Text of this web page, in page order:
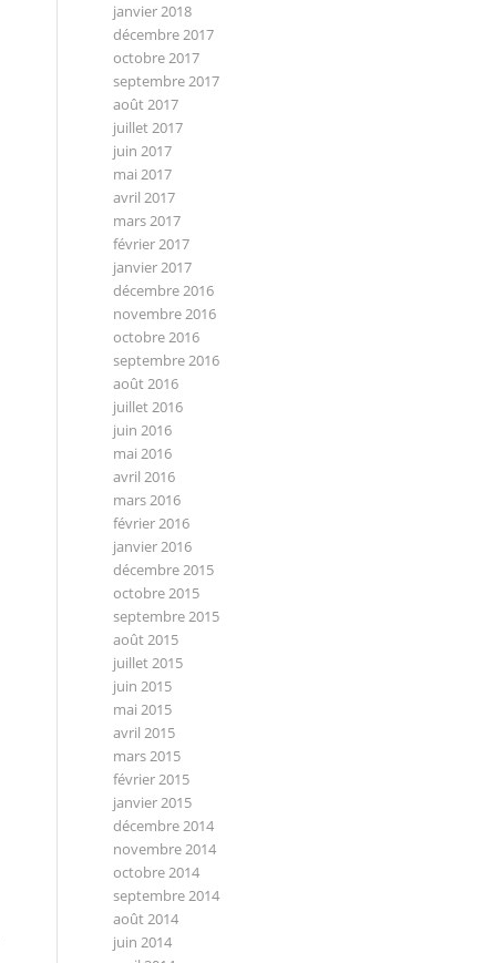
janvier 2018
décembre 2017
octobre 2017
septembre 2017
août 2017
juillet 2017
juin 2017
mai 2017
avril 2017
mars 2017
février 2017
janvier 2017
décembre 2016
novembre 2016
octobre 2016
septembre 2016
août 2016
juillet 2016
juin 2016
mai 2016
avril 2016
mars 2016
février 2016
janvier 2016
décembre 2015
octobre 2015
septembre 2015
août 2015
juillet 2015
juin 2015
mai 2015
avril 2015
mars 2015
février 2015
janvier 2015
décembre 2014
novembre 2014
octobre 2014
septembre 2014
août 2014
juin 2014